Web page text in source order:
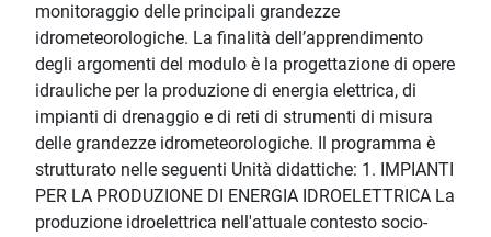
monitoraggio delle principali grandezze
idrometeorologiche. La finalità dell’apprendimento
degli argomenti del modulo è la progettazione di opere
idrauliche per la produzione di energia elettrica, di
impianti di drenaggio e di reti di strumenti di misura
delle grandezze idrometeorologiche. Il programma è
strutturato nelle seguenti Unità didattiche: 1. IMPIANTI
PER LA PRODUZIONE DI ENERGIA IDROELETTRICA La
produzione idroelettrica nell'attuale contesto socio-